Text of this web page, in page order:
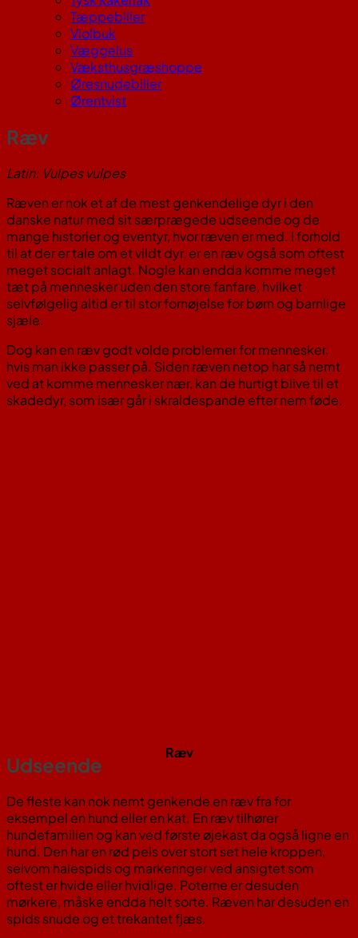
Tæppebiller
Violbuk
Væggelus
Væksthusgræshoppe
Øresnudebiller
Ørentvist
Ræv
Latin: Vulpes vulpes
Ræven er nok et af de mest genkendelige dyr i den
danske natur med sit særprægede udseende og de
mange historier og eventyr, hvor ræven er med. I forhold
til at der er tale om et vildt dyr, er en ræv også som oftest
meget socialt anlagt. Nogle kan endda komme meget
tæt på mennesker uden den store fanfare, hvilket
selvfølgelig altid er til stor fornøjelse for børn og barnlige
sjæle.
Dog kan en ræv godt volde problemer for mennesker,
hvis man ikke passer på. Siden ræven netop har så nemt
ved at komme mennesker nær, kan de hurtigt blive til et
skadedyr, som især går i skraldespande efter nem føde.
Ræv
Udseende
De fleste kan nok nemt genkende en ræv fra for
eksempel en hund eller en kat. En ræv tilhører
hundefamilien og kan ved første øjekast da også ligne en
hund. Den har en rød pels over stort set hele kroppen,
selvom halespids og markeringer ved ansigtet som
oftest er hvide eller hvidlige. Poterne er desuden
mørkere, måske endda helt sorte. Ræven har desuden en
spids snude og et trekantet fjæs.